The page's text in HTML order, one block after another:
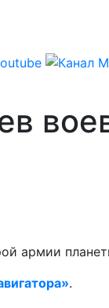
армии
.